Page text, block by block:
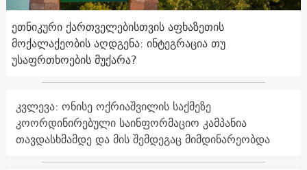
ეთნიკური ქართველებისთვის აფხაზეთის
მოქალაქეობის აღდგენა: ინტეგრაცია თუ
უსაფრთხოების მუქარა?
კვლევა: ონისე ოქრიაშვილის საქმეზე
კოორდინირებული საინფორმაციო კამპანია
თავდასხმამდე და მის შემდეგაც მიმდინარეობდა